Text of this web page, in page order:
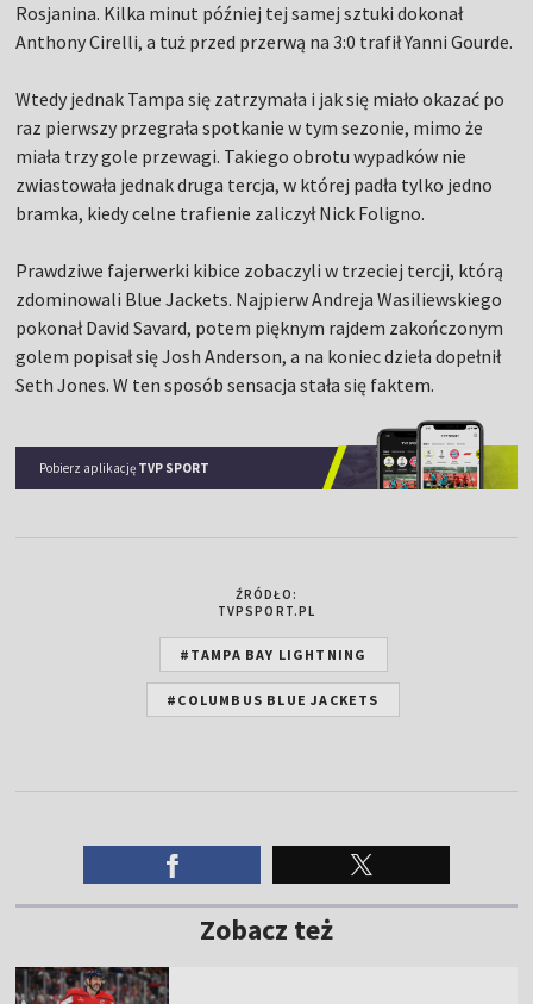
Rosjanina. Kilka minut później tej samej sztuki dokonał
Anthony Cirelli, a tuż przed przerwą na 3:0 trafił Yanni Gourde.
Wtedy jednak Tampa się zatrzymała i jak się miało okazać po
raz pierwszy przegrała spotkanie w tym sezonie, mimo że
miała trzy gole przewagi. Takiego obrotu wypadków nie
zwiastowała jednak druga tercja, w której padła tylko jedno
bramka, kiedy celne trafienie zaliczył Nick Foligno.
Prawdziwe fajerwerki kibice zobaczyli w trzeciej tercji, którą
zdominowali Blue Jackets. Najpierw Andreja Wasiliewskiego
pokonał David Savard, potem pięknym rajdem zakończonym
golem popisał się Josh Anderson, a na koniec dzieła dopełnił
Seth Jones. W ten sposób sensacja stała się faktem.
Pobierz aplikację TVP SPORT
ŹRÓDŁO:
TVPSPORT.PL
#TAMPA BAY LIGHTNING
#COLUMBUS BLUE JACKETS
Zobacz też